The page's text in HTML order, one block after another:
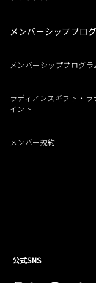
メンバーシッププロ
メンバーシッププログラ
ラディアンスギフト・ラ
イント
メンバー規約
公式SNS